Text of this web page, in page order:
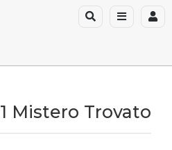
1 Mistero Trovato